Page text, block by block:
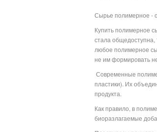
Сырье полимерное -
Купить полимерное
стала общедоступна,
любое полимерное
не им формировать
Современные
пластики). Их
продукта.
Как правило, в
биоразлагаемые